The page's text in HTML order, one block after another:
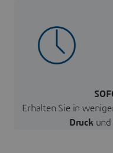
Erhalten Sie in
Druckund